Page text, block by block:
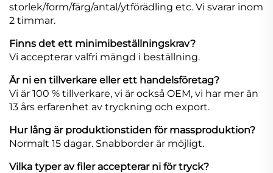
storlek/form/färg/antal/ytförädling etc. Vi svarar inom
2 timmar.
Finns det ett minimibeställningskrav?
Vi accepterar valfri mängd i beställning.
Är ni en tillverkare eller ett handelsföretag?
Vi är 100 % tillverkare, vi är också OEM, vi har mer än
13 års erfarenhet av tryckning och export.
Hur lång är produktionstiden för massproduktion?
Normalt 15 dagar. Snabborder är möjligt.
Vilka typer av filer accepterar ni för tryck?